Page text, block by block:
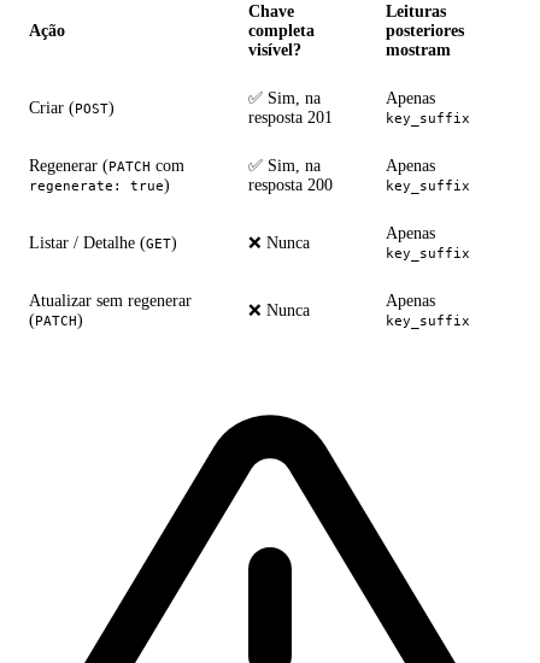
Ação
Chave
completa
visível?
Leituras
posteriores
mostram
Criar (POST)
✅ Sim, na
resposta 201
Apenas
key_suffix
Regenerar (PATCH com
regenerate: true)
✅ Sim, na
resposta 200
Apenas
key_suffix
Listar / Detalhe (GET) ❌ Nunca
Apenas
key_suffix
Atualizar sem regenerar
(PATCH)
❌ Nunca
Apenas
key_suffix